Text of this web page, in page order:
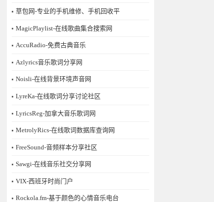
草包网-专业的手机维修、手机回收平
MagicPlaylist-在线歌曲集合搜索网
AccuRadio-免费古典音乐
Azlyrics音乐歌词分享网
Noisli-在线背景环境声音网
LyreKa-在线歌词分享讨论社区
LyricsReg-加拿大音乐歌词网
MetrolyRics-在线歌词数据库查询网
FreeSound-音频样本分享社区
Sawgi-在线音乐社交分享网
​VIX-西班牙时尚门户
Rockola.fm-基于颜色的心情音乐电台